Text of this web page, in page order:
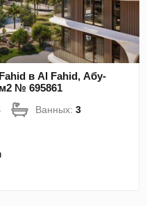
в Al Fahid, Абу-
№ 695861
Ванных:3